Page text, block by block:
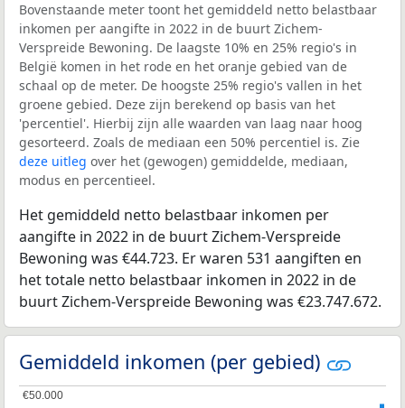
Bovenstaande meter toont het gemiddeld netto belastbaar
inkomen per aangifte in 2022 in de buurt Zichem-
Verspreide Bewoning. De laagste 10% en 25% regio's in
België komen in het rode en het oranje gebied van de
schaal op de meter. De hoogste 25% regio's vallen in het
groene gebied. Deze zijn berekend op basis van het
'percentiel'. Hierbij zijn alle waarden van laag naar hoog
gesorteerd. Zoals de mediaan een 50% percentiel is. Zie
deze uitleg over het (gewogen) gemiddelde, mediaan,
modus en percentieel.
Het gemiddeld netto belastbaar inkomen per
aangifte in 2022 in de buurt Zichem-Verspreide
Bewoning was €44.723. Er waren 531 aangiften en
het totale netto belastbaar inkomen in 2022 in de
buurt Zichem-Verspreide Bewoning was €23.747.672.
Gemiddeld inkomen (per gebied)
€50.000
€50.000